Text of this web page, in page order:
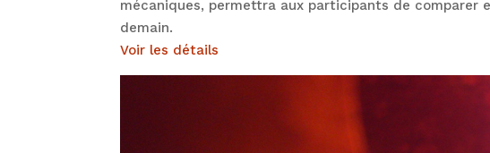
mécaniques, permettra aux participants de comparer
demain.
Voir les détails